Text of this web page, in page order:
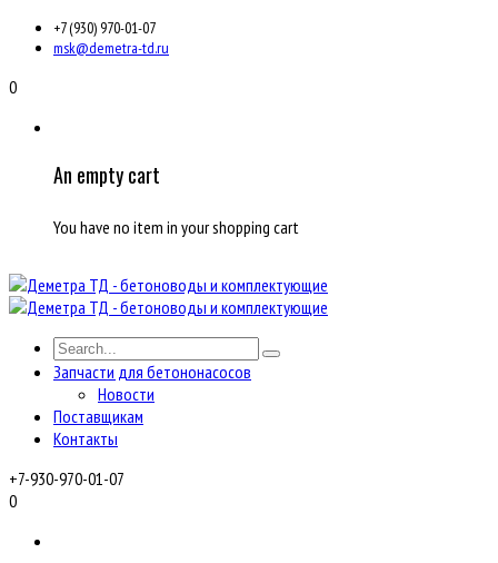
+7 (930) 970-01-07
msk@demetra-td.ru
0
An empty cart
You have no item in your shopping cart
Запчасти для бетононасосов
Новости
Поставщикам
Контакты
+7-930-970-01-07
0